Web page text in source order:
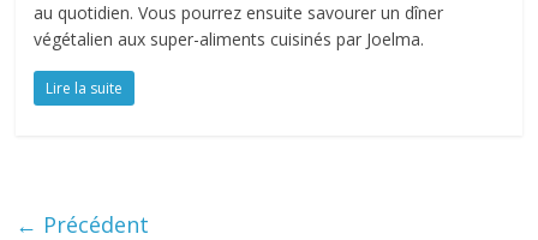
au quotidien. Vous pourrez ensuite savourer un dîner
végétalien aux super-aliments cuisinés par Joelma.
Lire la suite
← Précédent